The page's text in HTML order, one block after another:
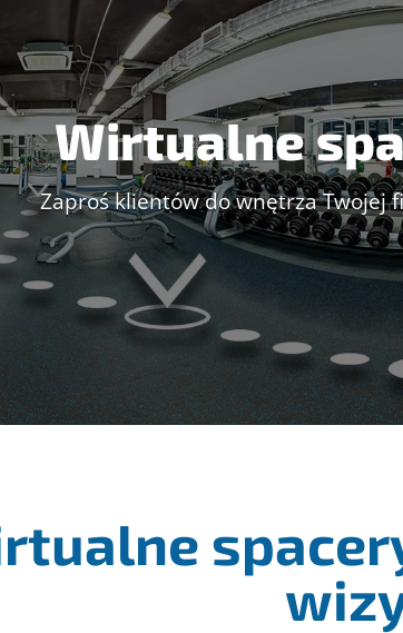
Wirtualne
Zaproś klientów do wnętrza Twojej